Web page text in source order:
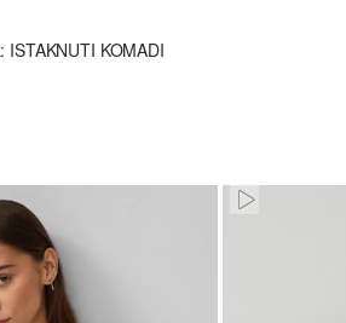
ISTAKNUTI KOMADI
Paused • Muted